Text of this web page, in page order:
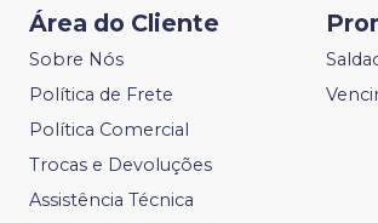
Área do Cliente
Sobre Nós
Política de Frete
Política Comercial
Trocas e Devoluções
Assistência Técnica